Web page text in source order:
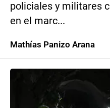
policiales y militares
en el marc...
Mathías Panizo Arana